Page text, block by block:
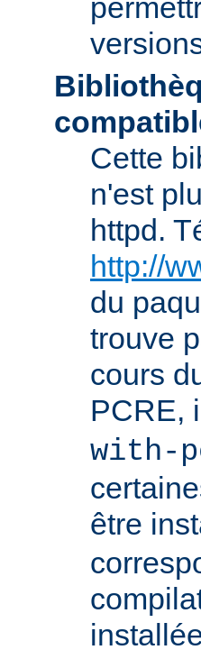
Cette
n'est
httpd.
http://
du
trouve
cours
PCRE,
with-
être